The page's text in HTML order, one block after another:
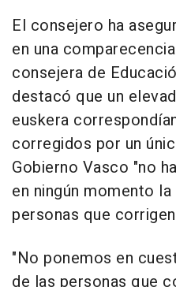
El consejero ha
en una
consejera de
destacó que un
euskera
corregidos por un
Gobierno Vasco "no
en ningún momento
personas que
"No ponemos en
de las personas que